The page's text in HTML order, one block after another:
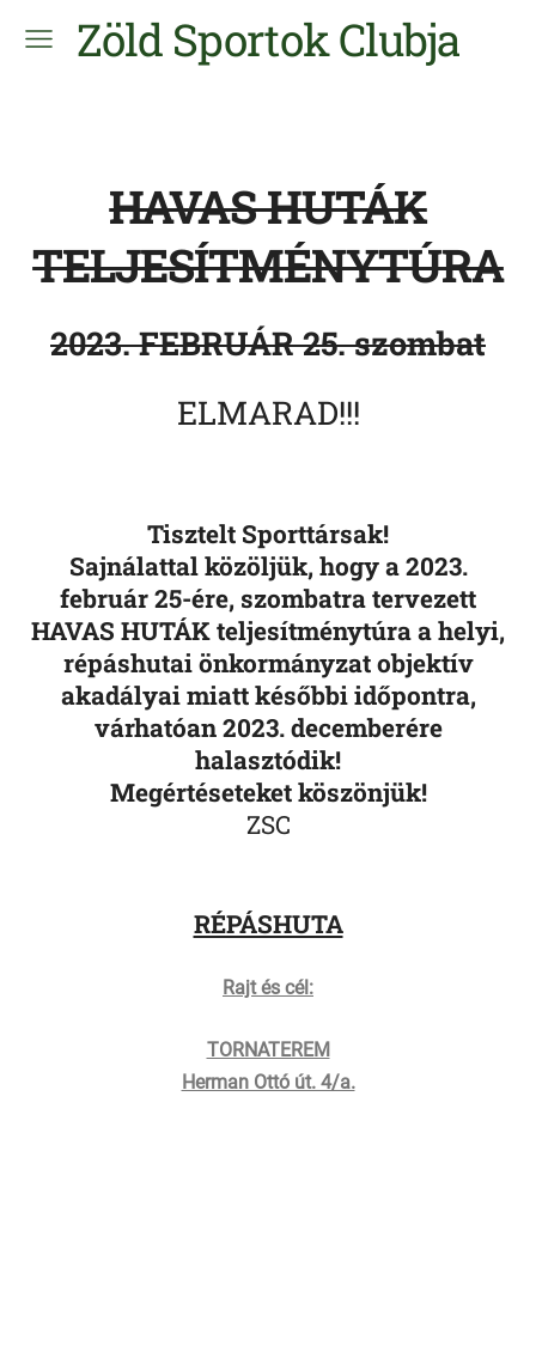
Zöld Sportok Clubja
HAVAS HUTÁK
TELJESÍTMÉNYTÚRA
2023. FEBRUÁR 25. szombat
ELMARAD!!!
Tisztelt Sporttársak!
Sajnálattal közöljük, hogy a 2023.
február 25-ére, szombatra tervezett
HAVAS HUTÁK teljesítménytúra a helyi,
répáshutai önkormányzat objektív
akadályai miatt későbbi időpontra,
várhatóan 2023. decemberére
halasztódik!
Megértéseteket köszönjük!
ZSC
RÉPÁSHUTA
Rajt és cél:
TORNATEREM
Herman Ottó út. 4/a.